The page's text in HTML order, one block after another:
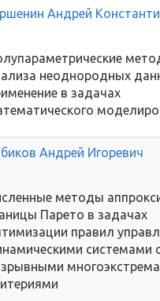
Андрей
неоднородных
в задачах
Андрей Игоревич
методы
Парето в задачах
правил
системами с